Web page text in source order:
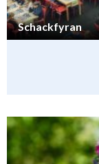
Schackfyran